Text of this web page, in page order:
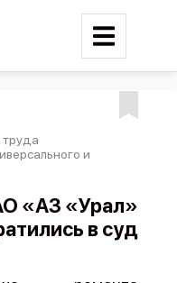
и
«АЗ «Урал»
в суд